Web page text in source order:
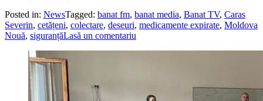
Posted in: NewsTagged: banat fm, banat media, Banat TV, Caras
Severin, cetățeni, colectare, deseuri, medicamente expirate, Moldova
Nouă, siguranțăLasă un comentariu